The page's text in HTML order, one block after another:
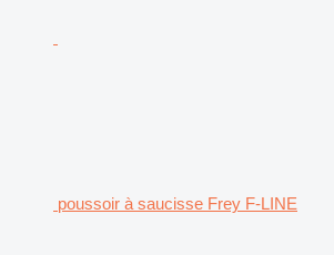
poussoir à saucisse Frey F-LINE